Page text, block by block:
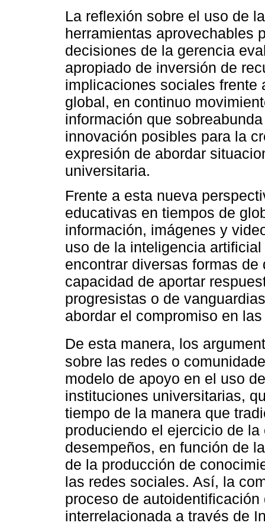
La reflexión sobre el uso de
herramientas aprovechables
decisiones de la gerencia
apropiado de inversión de
implicaciones sociales frente
global, en continuo
información que
innovación posibles para la
expresión de abordar
universitaria.
Frente a esta nueva
educativas en tiempos de
información, imágenes y
uso de la inteligencia
encontrar diversas formas
capacidad de aportar
progresistas o de
abordar el compromiso en
De esta manera, los
sobre las redes o
modelo de apoyo en el uso
instituciones universitarias,
tiempo de la manera que
produciendo el ejercicio de
desempeños, en función de
de la producción de
las redes sociales. Así, la
proceso de
interrelacionada a través de